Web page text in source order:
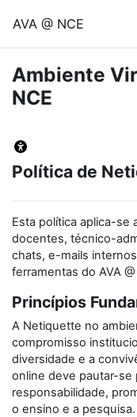
AVA @ NCE
Ambiente
NCE
Política de
Esta política aplica-se
docentes, técnico-
chats, e-mails
ferramentas do AVA @
Princípios
A Netiquette no
compromisso
diversidade e a
online deve pautar-se
responsabilidade,
o ensino e a pesquisa.